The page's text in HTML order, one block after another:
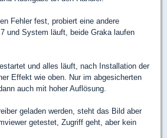
Fehler fest, probiert eine andere
und System läuft, beide Graka laufen
und alles läuft, nach Installation der
Effekt wie oben. Nur im abgesicherten
auch mit hoher Auflösung.
geladen werden, steht das Bild aber
getestet, Zugriff geht, aber kein